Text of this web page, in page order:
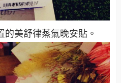
美舒律蒸氣晚安貼。